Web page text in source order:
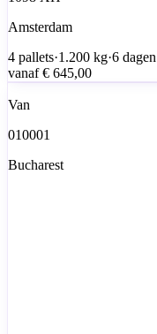
Amsterdam
4 pallets·1.200 kg·6 dagen
vanaf€ 645,00
Van
010001
Bucharest